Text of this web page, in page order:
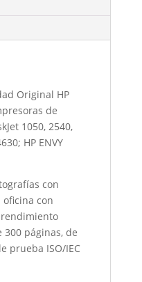
Original HP
de
1050, 2540,
HP ENVY
con
con
páginas, de
prueba ISO/IEC